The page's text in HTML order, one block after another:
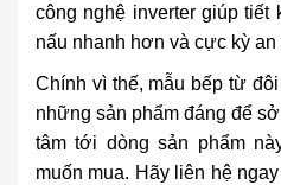
công nghệ inverter giúp tiết
nấu nhanh hơn và cực kỳ
Chính vì thế, mẫu bếp từ
những sản phẩm đáng để
tâm tới dòng sản phẩm
muốn mua. Hãy liên hệ